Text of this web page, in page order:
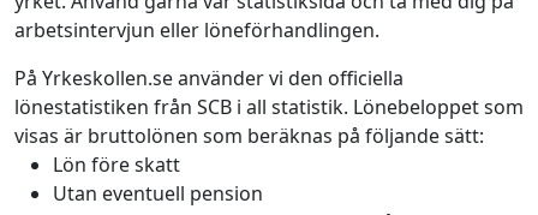
arbetsintervjun eller löneförhandlingen.
På Yrkeskollen.se använder vi den officiella
lönestatistiken från SCB i all statistik. Lönebeloppet som
visas är bruttolönen som beräknas på följande sätt:
Lön före skatt
Utan eventuell pension